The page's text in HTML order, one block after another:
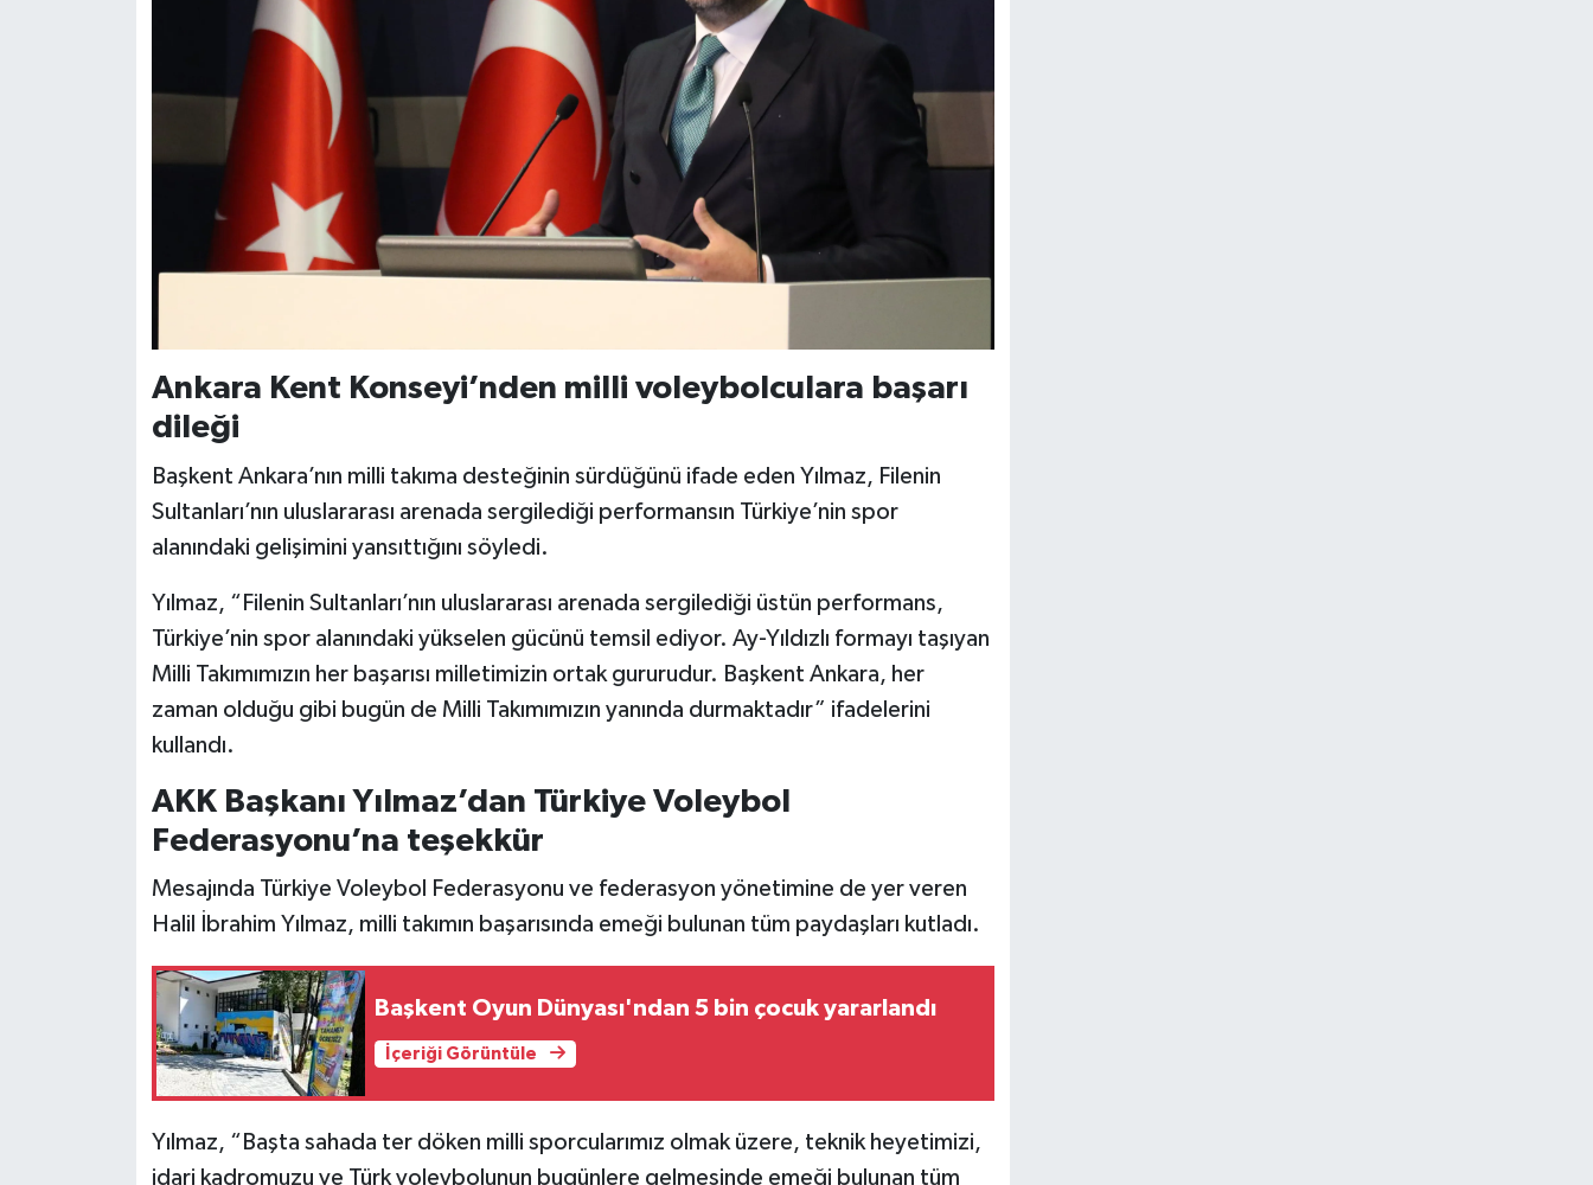
Ankara Kent Konseyi’nden milli voleybolculara başarı
dileği
Başkent Ankara’nın milli takıma desteğinin sürdüğünü ifade eden Yılmaz, Filenin
Sultanları’nın uluslararası arenada sergilediği performansın Türkiye’nin spor
alanındaki gelişimini yansıttığını söyledi.
Yılmaz, “Filenin Sultanları’nın uluslararası arenada sergilediği üstün performans,
Türkiye’nin spor alanındaki yükselen gücünü temsil ediyor. Ay-Yıldızlı formayı taşıyan
Milli Takımımızın her başarısı milletimizin ortak gururudur. Başkent Ankara, her
zaman olduğu gibi bugün de Milli Takımımızın yanında durmaktadır” ifadelerini
kullandı.
AKK Başkanı Yılmaz’dan Türkiye Voleybol
Federasyonu’na teşekkür
Mesajında Türkiye Voleybol Federasyonu ve federasyon yönetimine de yer veren
Halil İbrahim Yılmaz, milli takımın başarısında emeği bulunan tüm paydaşları kutladı.
Başkent Oyun Dünyası'ndan 5 bin çocuk yararlandı
İçeriği Görüntüle
Yılmaz, “Başta sahada ter döken milli sporcularımız olmak üzere, teknik heyetimizi,
idari kadromuzu ve Türk voleybolunun bugünlere gelmesinde emeği bulunan tüm